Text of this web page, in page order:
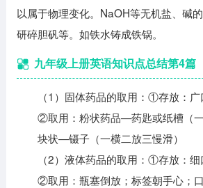
以属于物理变化。NaOH等无机盐、碱
研碎胆矾等。如铁水铸成铁锅。
九年级上册英语知识点总结第4篇
（1）固体药品的取用：①存放：广
②取用：粉状药品—药匙或纸槽（一
块状—镊子（一横二放三慢滑）
（2）液体药品的取用：①存放：细
②取用：瓶塞倒放；标签朝手心；口